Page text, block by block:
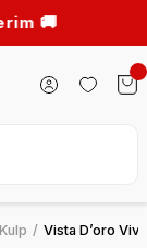
Vista D’oro